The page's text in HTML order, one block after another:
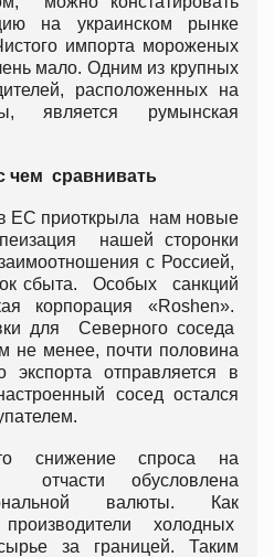
на украинском рынке
импорта мороженых
мало. Одним из крупных
расположенных на
является румынская
чем сравнивать
ЕС приоткрыла нам новые
нашей сторонки
с Россией,
сбыта. Особых санкций
корпорация «Roshen».
для Северного соседа
не менее, почти половина
экспорта отправляется в
сосед остался
снижение спроса на
отчасти обусловлена
валюты. Как
холодных
за границей. Таким